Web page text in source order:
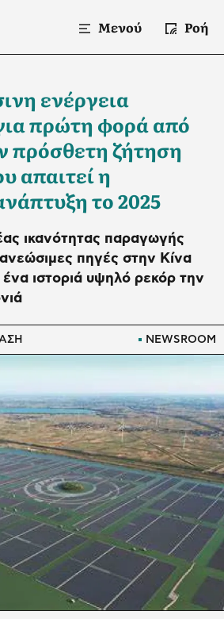
Μενού Ροή
NEWSROOM
ενέργεια
πρώτη φορά από
πρόσθετη ζήτηση
απαιτεί η
το 2025
ικανότητας παραγωγής
πηγές στην Κίνα
ιστοριά υψηλό ρεκόρ την